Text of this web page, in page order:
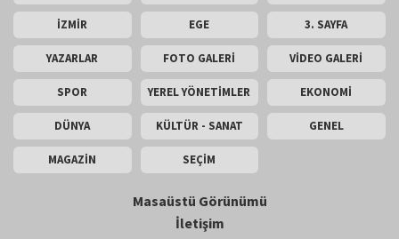
İZMİR EGE 3. SAYFA
YAZARLAR FOTO GALERİ VİDEO GALERİ
SPOR YEREL YÖNETİMLER EKONOMİ
DÜNYA KÜLTÜR - SANAT GENEL
MAGAZİN SEÇİM
Masaüstü Görünümü
İletişim